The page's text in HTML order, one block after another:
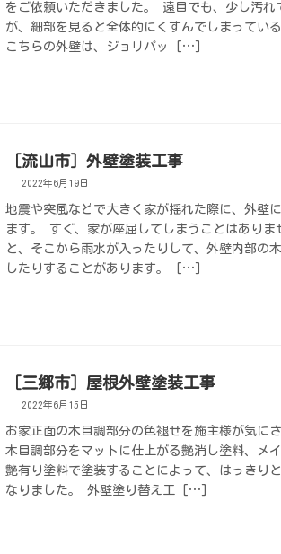
をご依頼いただきました。 遠目でも、少し汚れ
が、細部を見ると全体的にくすんでしまってい
こちらの外壁は、ジョリパッ […]
［流山市］外壁塗装工事
2022年6月19日
地震や突風などで大きく家が揺れた際に、外壁
ます。 すぐ、家が座屈してしまうことはありま
と、そこから雨水が入ったりして、外壁内部の
したりすることがあります。 […]
［三郷市］屋根外壁塗装工事
2022年6月15日
お家正面の木目調部分の色褪せを施主様が気に
木目調部分をマットに仕上がる艶消し塗料、メ
艶有り塗料で塗装することによって、はっきり
なりました。 外壁塗り替え工 […]